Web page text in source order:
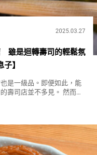
2025.03.27
雖是迴轉壽司的輕鬆氛
】
是一級品。即便如此，能
壽司店並不多見。 然而，
司店『鮨...